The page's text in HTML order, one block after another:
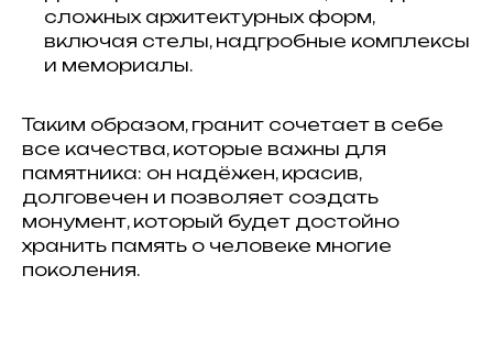
сложных архитектурных форм,
включая стелы, надгробные комплексы
и мемориалы.
Таким образом, гранит сочетает в себе
все качества, которые важны для
памятника: он надёжен, красив,
долговечен и позволяет создать
монумент, который будет достойно
хранить память о человеке многие
поколения.